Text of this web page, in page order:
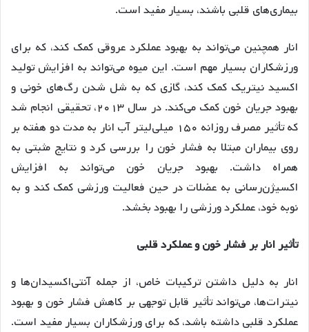
بیماری‌های قلبی باشند، بسیار مفید است.
انار همچنین می‌تواند به بهبود عملکرد عروقی کمک کند، که برای
ورزشکاران بسیار مهم است. این میوه می‌تواند به افزایش تولید
اکسید نیتریک کمک کند، گازی که به شل شدن رگ‌های خونی و
بهبود جریان خون کمک می‌کند. در سال ۲۰۱۳، تحقیقی انجام شد
که تأثیر مصرف روزانه ۱۵۰ میلی‌لیتر آب انار به مدت دو هفته بر
روی بیماران مبتلا به فشار خون را بررسی کرد و نتایج مثبتی به
همراه داشت. بهبود جریان خون می‌تواند به افزایش
اکسیژن‌رسانی به عضلات در حین فعالیت ورزشی کمک کند و به
نوبه خود، عملکرد ورزشی را بهبود بخشد.
تأثیر انار بر فشار خون و عملکرد قلبی
انار به دلیل داشتن ترکیبات خاص، از جمله آنتی‌اکسیدان‌ها و
نیترات‌ها، می‌تواند تأثیر قابل توجهی بر کاهش فشار خون و بهبود
عملکرد قلبی داشته باشد، که برای ورزشکاران بسیار مفید است.